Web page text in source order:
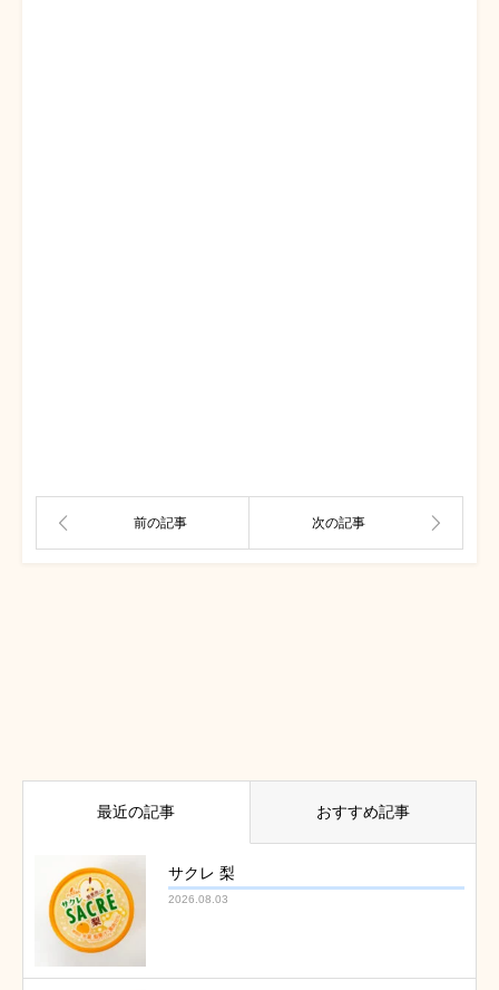
最近の記事 おすすめ記事
サクレ 梨
2026.08.03